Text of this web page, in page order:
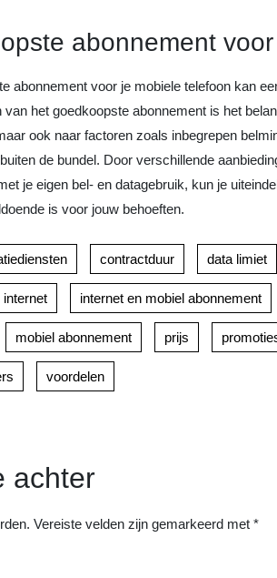
abonnement
abonnement voor je mobiele telefoon kan
het goedkoopste abonnement is het
ook naar factoren zoals inbegrepen
de bundel. Door verschillende
je eigen bel- en datagebruik, kun je
is voor jouw behoeften.
contractduur data limiet
internet internet en mobiel abonnement
mobiel abonnement prijs
voordelen
achter
Vereiste velden zijn gemarkeerd met *